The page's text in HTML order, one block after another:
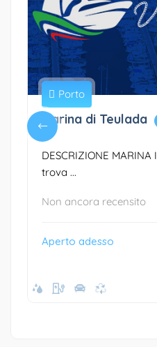
Porto
Marina di Teulada
DESCRIZIONE
trova ...
Non ancora recensito
Aperto adesso